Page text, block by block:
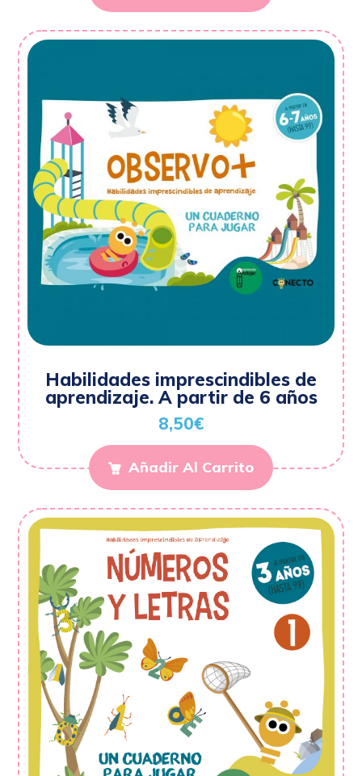
Habilidades imprescindibles de
aprendizaje. A partir de 6 años
8,50€
Añadir Al Carrito